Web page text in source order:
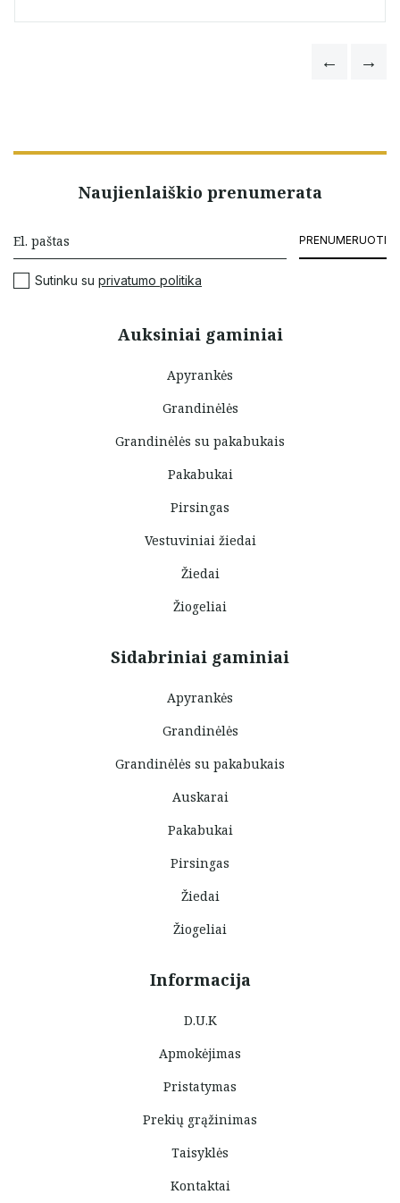
Auksiniai gaminiai
Apyrankės
Grandinėlės
Grandinėlės su pakabukais
Pakabukai
Pirsingas
Vestuviniai žiedai
Žiedai
Žiogeliai
Sidabriniai gaminiai
Apyrankės
Grandinėlės
Grandinėlės su pakabukais
Auskarai
Pakabukai
Pirsingas
Žiedai
Žiogeliai
Informacija
D.U.K
Apmokėjimas
Pristatymas
Prekių grąžinimas
Taisyklės
Kontaktai
Naujienlaiškio prenumerata
PRENUMERUOTI
Sutinku su privatumo politika